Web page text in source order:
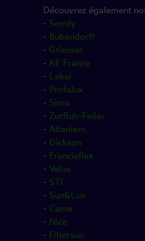
Découvrez également
- Somfy
- Bubendorff
- Griesser
- KE France
- Lakal
- Profalux
- Simu
- Zurfluh-Feller
- Atlantem
- Dickson
- Franciaflex
- Velux
- STI
- Sun&Lux
- Came
- Nice
- Filtersun